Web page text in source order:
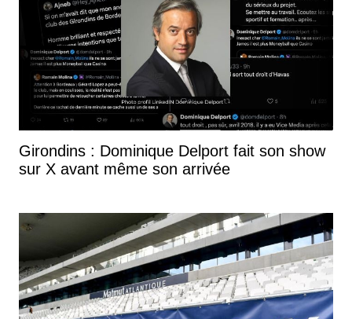
Girondins : Dominique Delport fait son show
sur X avant même son arrivée